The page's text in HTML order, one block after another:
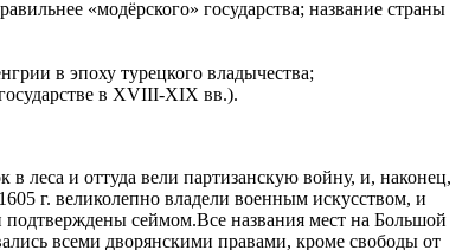
«модёрского» государства; название страны
в эпоху турецкого владычества;
в XVIII-XIX вв.).
леса и оттуда вели партизанскую войну, и, наконец,
г. великолепно владели военным искусством, и
подтверждены сеймом.Все названия мест на Большой
всеми дворянскими правами, кроме свободы от